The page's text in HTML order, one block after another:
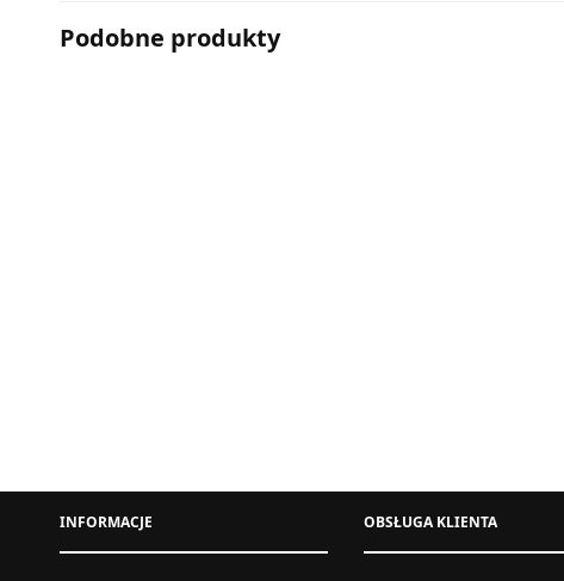
Podobne produkty
S M L XL
XXL
INFORMACJE OBSŁUGA KLIENTA